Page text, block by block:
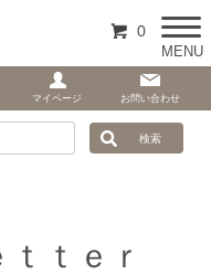
ｔｅｒ
0
MENU
マイページ お問い合わせ